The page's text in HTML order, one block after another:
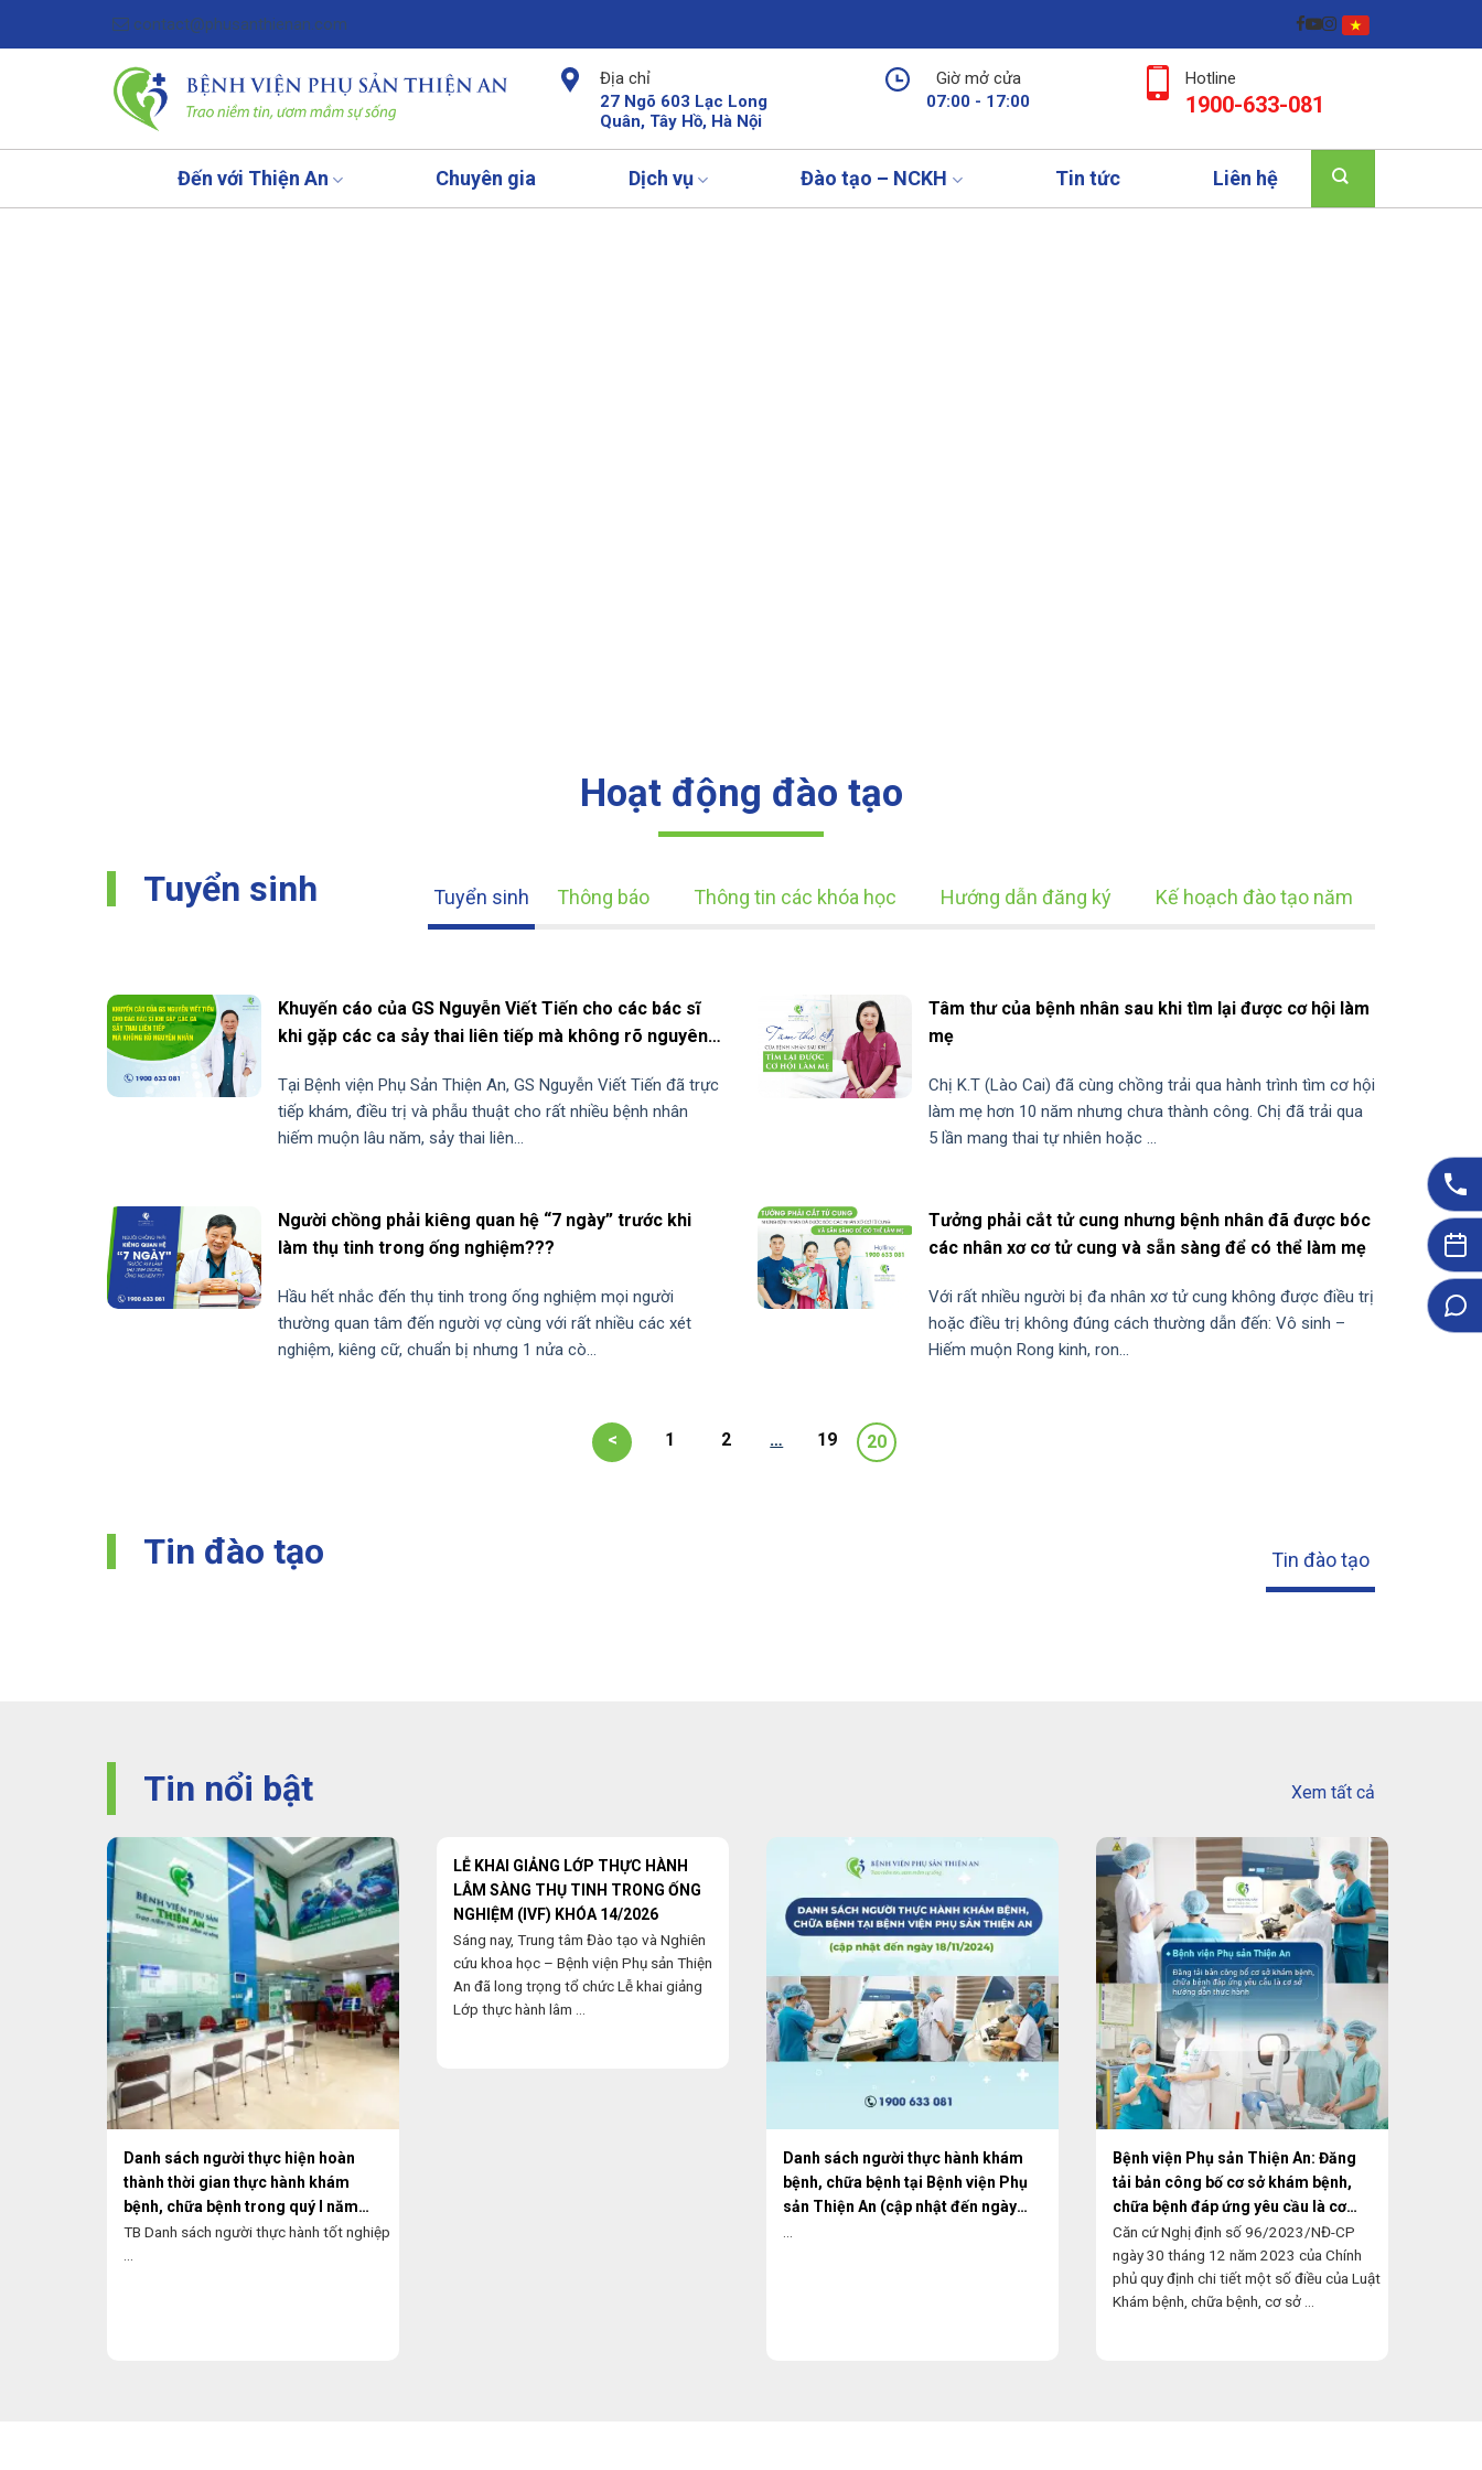
contact@phusanthienan.com
Địa chỉ
27 Ngõ 603 Lạc Long
Quân, Tây Hồ, Hà Nội
Giờ mở cửa
07:00 - 17:00
Hotline
1900-633-081
Đến với Thiện An Chuyên gia Dịch vụ Đào tạo – NCKH Tin tức Liên hệ
Hoạt động đào tạo
Tuyển sinh Tuyển sinh Thông báo Thông tin các khóa học Hướng dẫn đăng ký Kế hoạch đào tạo năm
Khuyến cáo của GS Nguyễn Viết Tiến cho các bác sĩ
khi gặp các ca sảy thai liên tiếp mà không rõ nguyên
Tại Bệnh viện Phụ Sản Thiện An, GS Nguyễn Viết Tiến đã trực
tiếp khám, điều trị và phẫu thuật cho rất nhiều bệnh nhân
hiếm muộn lâu năm, sảy thai liên...
Tâm thư của bệnh nhân sau khi tìm lại được cơ hội làm
mẹ
Chị K.T (Lào Cai) đã cùng chồng trải qua hành trình tìm cơ hội
làm mẹ hơn 10 năm nhưng chưa thành công. Chị đã trải qua
5 lần mang thai tự nhiên hoặc ...
Người chồng phải kiêng quan hệ “7 ngày” trước khi
làm thụ tinh trong ống nghiệm???
Hầu hết nhắc đến thụ tinh trong ống nghiệm mọi người
thường quan tâm đến người vợ cùng với rất nhiều các xét
nghiệm, kiêng cữ, chuẩn bị nhưng 1 nửa cò...
Tưởng phải cắt tử cung nhưng bệnh nhân đã được bóc
các nhân xơ cơ tử cung và sẵn sàng để có thể làm mẹ
Với rất nhiều người bị đa nhân xơ tử cung không được điều trị
hoặc điều trị không đúng cách thường dẫn đến: Vô sinh –
Hiếm muộn Rong kinh, ron...
< 1 2 … 19 20
Tin đào tạo Tin đào tạo
Tin nổi bật Xem tất cả
Danh sách người thực hiện hoàn
thành thời gian thực hành khám
bệnh, chữa bệnh trong quý I năm
2026
TB Danh sách người thực hành tốt nghiệp
LỄ KHAI GIẢNG LỚP THỰC HÀNH
LÂM SÀNG THỤ TINH TRONG ỐNG
NGHIỆM (IVF) KHÓA 14/2026
Sáng nay, Trung tâm Đào tạo và Nghiên
cứu khoa học – Bệnh viện Phụ sản Thiện
An đã long trọng tổ chức Lễ khai giảng
Lớp thực hành lâm ...
Danh sách người thực hành khám
bệnh, chữa bệnh tại Bệnh viện Phụ
sản Thiện An (cập nhật đến ngày
Bệnh viện Phụ sản Thiện An: Đăng
tải bản công bố cơ sở khám bệnh,
chữa bệnh đáp ứng yêu cầu là cơ
sở hướng dẫn thực hành
Căn cứ Nghị định số 96/2023/NĐ-CP
ngày 30 tháng 12 năm 2023 của Chính
phủ quy định chi tiết một số điều của Luật
Khám bệnh, chữa bệnh, cơ sở ...